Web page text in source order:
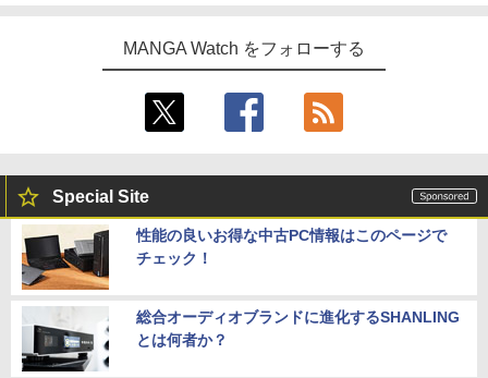
MANGA Watch をフォローする
Special Site
性能の良いお得な中古PC情報はこのページで
チェック！
総合オーディオブランドに進化するSHANLING
とは何者か？